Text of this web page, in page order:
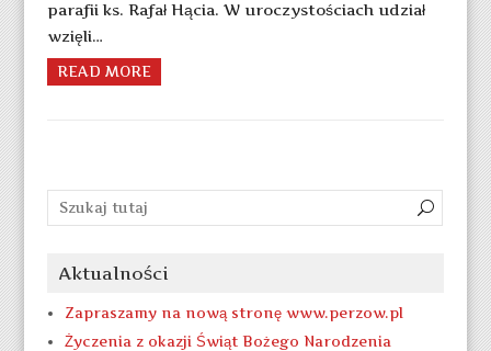
parafii ks. Rafał Hącia. W uroczystościach udział
wzięli…
READ MORE
Aktualności
Zapraszamy na nową stronę www.perzow.pl
Życzenia z okazji Świąt Bożego Narodzenia